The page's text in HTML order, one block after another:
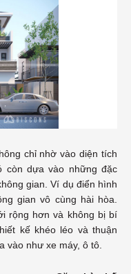
chỉ nhờ vào diện tích
còn dựa vào những đặc
gian. Ví dụ điển hình
gian vô cùng hài hòa.
rộng hơn và không bị bí
kế khéo léo và thuận
vào như xe máy, ô tô.